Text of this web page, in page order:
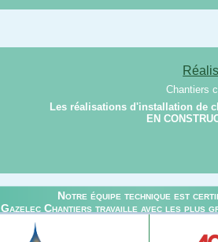
Chantiers
Les réalisations d'installation de
EN
Notre équipe technique est
Gazelec Chantiers travaille avec les plus